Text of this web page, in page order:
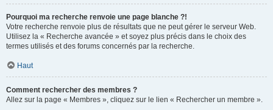
Pourquoi ma recherche renvoie une page blanche ?!
Votre recherche renvoie plus de résultats que ne peut gérer le serveur Web.
Utilisez la « Recherche avancée » et soyez plus précis dans le choix des
termes utilisés et des forums concernés par la recherche.
Haut
Comment rechercher des membres ?
Allez sur la page « Membres », cliquez sur le lien « Rechercher un membre ».